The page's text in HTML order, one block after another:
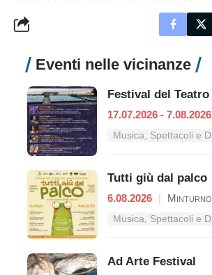
Eventi nelle vicinanze
17.07.2026 - 7.08.2026
Tutti giù dal palco
6.08.2026 | Minturno
Ad Arte Festival